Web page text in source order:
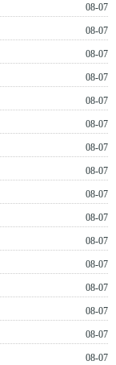
08-07
08-07
08-07
08-07
08-07
08-07
08-07
08-07
08-07
08-07
08-07
08-07
08-07
08-07
08-07
08-07